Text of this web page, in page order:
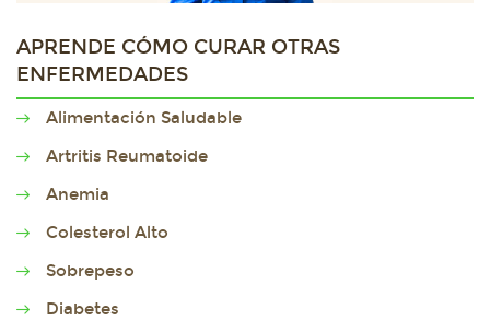
APRENDE CÓMO CURAR OTRAS
ENFERMEDADES
Alimentación Saludable
Artritis Reumatoide
Anemia
Colesterol Alto
Sobrepeso
Diabetes